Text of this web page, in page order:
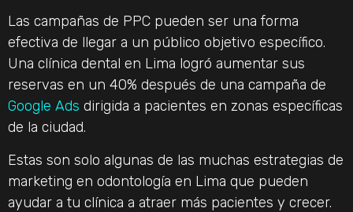
Las campañas de PPC pueden ser una forma
efectiva de llegar a un público objetivo específico.
Una clínica dental en Lima logró aumentar sus
reservas en un 40% después de una campaña de
Google Ads dirigida a pacientes en zonas específicas
de la ciudad.
Estas son solo algunas de las muchas estrategias de
marketing en odontología en Lima que pueden
ayudar a tu clínica a atraer más pacientes y crecer.